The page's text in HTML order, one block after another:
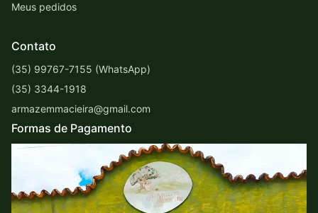
Meus pedidos
Contato
(35) 99767-7155 (WhatsApp)
(35) 3344-1918
armazemmacieira@gmail.com
Formas de Pagamento